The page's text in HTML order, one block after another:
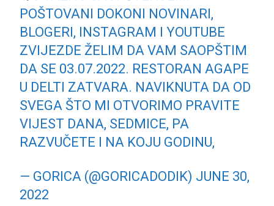
POŠTOVANI DOKONI NOVINARI,
BLOGERI, INSTAGRAM I YOUTUBE
ZVIJEZDE ŽELIM DA VAM SAOPŠTIM
DA SE 03.07.2022. RESTORAN AGAPE
U DELTI ZATVARA. NAVIKNUTA DA OD
SVEGA ŠTO MI OTVORIMO PRAVITE
VIJEST DANA, SEDMICE, PA
RAZVUČETE I NA KOJU GODINU,
— GORICA (@GORICADODIK) JUNE 30,
2022